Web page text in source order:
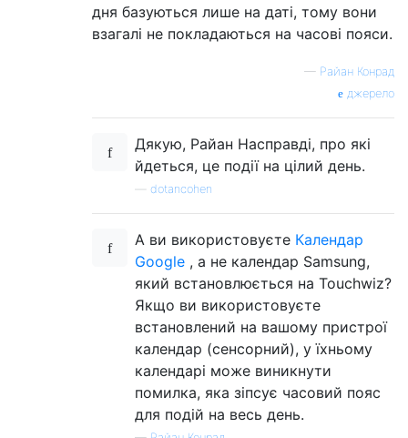
дня базуються лише на даті, тому вони
взагалі не покладаються на часові пояси.
— Райан Конрад
джерело
Дякую, Райан Насправді, про які
йдеться, це події на цілий день.
dotancohen
А ви використовуєте Календар
Google , а не календар Samsung,
який встановлюється на Touchwiz?
Якщо ви використовуєте
встановлений на вашому пристрої
календар (сенсорний), у їхньому
календарі може виникнути
помилка, яка зіпсує часовий пояс
для подій на весь день.